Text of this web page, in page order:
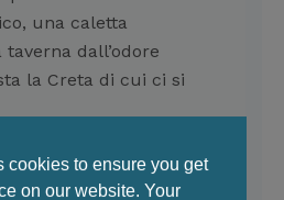
cookies to ensure you get
on our website. Your
una caletta
dall’odore
la Creta di cui ci si